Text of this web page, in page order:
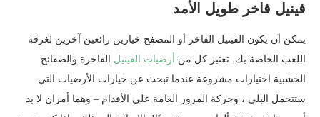
فينيل فاخر طويل الأمد
يمكن أن يكون الفينيل الفاخر أو المصفح خيارين رائعين آخرين لغرفة
اللعب الخاصة بك. تعتبر كل من
أرضيات الفينيل الفاخرة والصفائح
الخشبية اختيارات مشروعة عندما تبحث عن خيارات الأرضيات التي
ستتحمل البلى ، وحركة المرور العامة على الأقدام – وهما أمران لا بد